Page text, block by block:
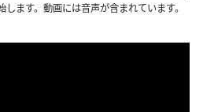
ます。動画には音声が含まれています。